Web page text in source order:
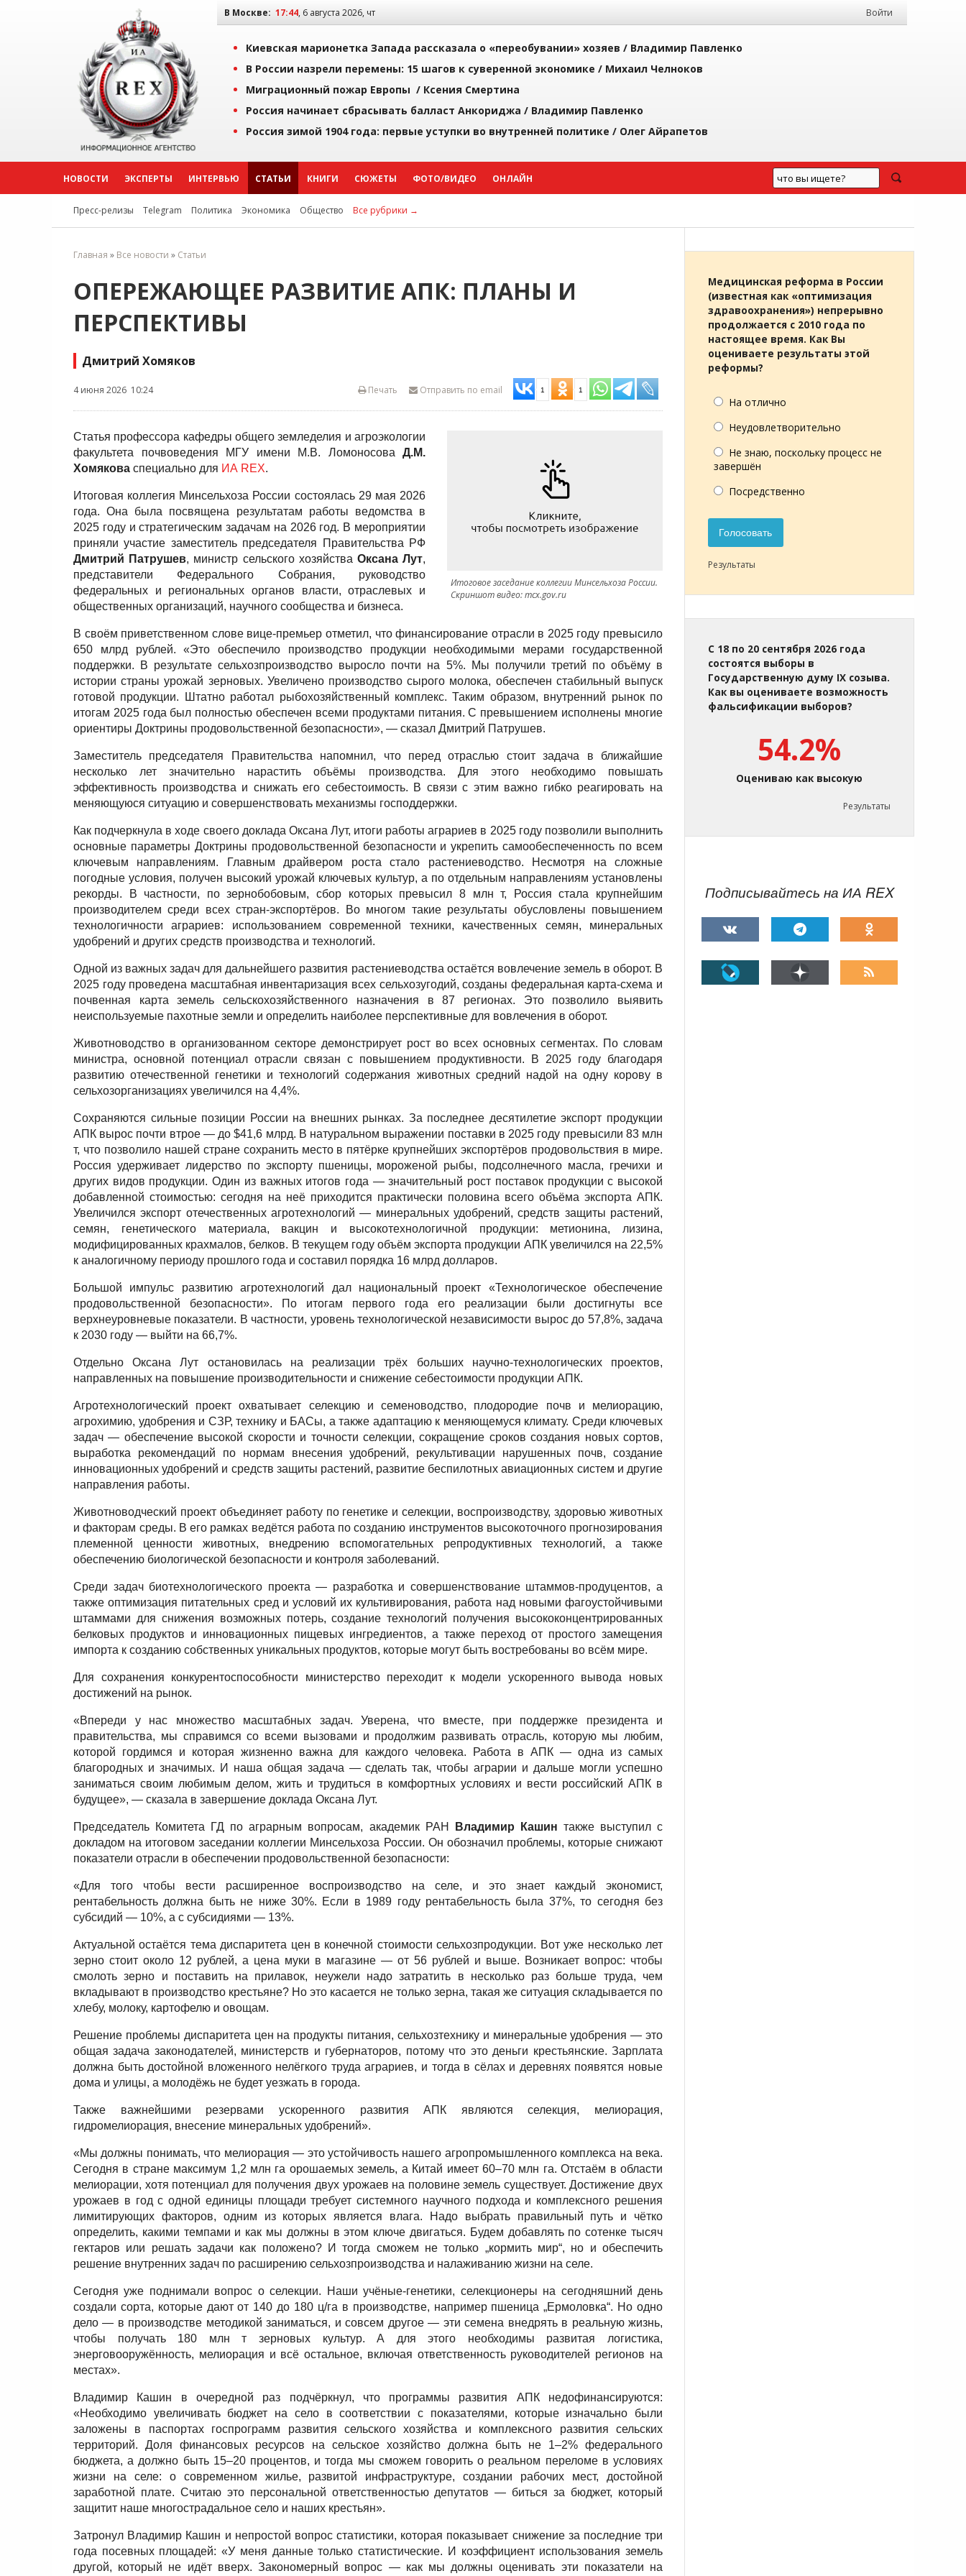
В Москве: 17:44, 6 августа 2026, чт Войти
Киевская марионетка Запада рассказала о «переобувании» хозяев / Владимир Павленко
В России назрели перемены: 15 шагов к суверенной экономике / Михаил Челноков
Миграционный пожар Европы / Ксения Смертина
Россия начинает сбрасывать балласт Анкориджа / Владимир Павленко
Россия зимой 1904 года: первые уступки во внутренней политике / Олег Айрапетов
НОВОСТИ ЭКСПЕРТЫ ИНТЕРВЬЮ СТАТЬИ КНИГИ СЮЖЕТЫ ФОТО/ВИДЕО ОНЛАЙН
Пресс-релизы Telegram Политика Экономика Общество Все рубрики →
Главная » Все новости » Статьи
ОПЕРЕЖАЮЩЕЕ РАЗВИТИЕ АПК: ПЛАНЫ И
ПЕРСПЕКТИВЫ
Дмитрий Хомяков
4 июня 2026 10:24 Отправить по email 1 1
Печать
Итоговое заседание коллегии Минсельхоза России.
Скриншот видео: mcx.gov.ru
Статья профессора кафедры общего земледелия и агроэкологии
факультета почвоведения МГУ имени М.В. Ломоносова Д.М.
Хомякова специально для ИА REX.
Итоговая коллегия Минсельхоза России состоялась 29 мая 2026
года. Она была посвящена результатам работы ведомства в
2025 году и стратегическим задачам на 2026 год. В мероприятии
приняли участие заместитель председателя Правительства РФ
Дмитрий Патрушев, министр сельского хозяйства Оксана Лут,
представители Федерального Собрания, руководство
федеральных и региональных органов власти, отраслевых и
общественных организаций, научного сообщества и бизнеса.
В своём приветственном слове вице-премьер отметил, что финансирование отрасли в 2025 году превысило
650 млрд рублей. «Это обеспечило производство продукции необходимыми мерами государственной
поддержки. В результате сельхозпроизводство выросло почти на 5%. Мы получили третий по объёму в
истории страны урожай зерновых. Увеличено производство сырого молока, обеспечен стабильный выпуск
готовой продукции. Штатно работал рыбохозяйственный комплекс. Таким образом, внутренний рынок по
итогам 2025 года был полностью обеспечен всеми продуктами питания. С превышением исполнены многие
ориентиры Доктрины продовольственной безопасности», — сказал Дмитрий Патрушев.
Заместитель председателя Правительства напомнил, что перед отраслью стоит задача в ближайшие
несколько лет значительно нарастить объёмы производства. Для этого необходимо повышать
эффективность производства и снижать его себестоимость. В связи с этим важно гибко реагировать на
меняющуюся ситуацию и совершенствовать механизмы господдержки.
Как подчеркнула в ходе своего доклада Оксана Лут, итоги работы аграриев в 2025 году позволили выполнить
основные параметры Доктрины продовольственной безопасности и укрепить самообеспеченность по всем
ключевым направлениям. Главным драйвером роста стало растениеводство. Несмотря на сложные
погодные условия, получен высокий урожай ключевых культур, а по отдельным направлениям установлены
рекорды. В частности, по зернобобовым, сбор которых превысил 8 млн т, Россия стала крупнейшим
производителем среди всех стран-экспортёров. Во многом такие результаты обусловлены повышением
технологичности аграриев: использованием современной техники, качественных семян, минеральных
удобрений и других средств производства и технологий.
Одной из важных задач для дальнейшего развития растениеводства остаётся вовлечение земель в оборот. В
2025 году проведена масштабная инвентаризация всех сельхозугодий, созданы федеральная карта-схема и
почвенная карта земель сельскохозяйственного назначения в 87 регионах. Это позволило выявить
неиспользуемые пахотные земли и определить наиболее перспективные для вовлечения в оборот.
Животноводство в организованном секторе демонстрирует рост во всех основных сегментах. По словам
министра, основной потенциал отрасли связан с повышением продуктивности. В 2025 году благодаря
развитию отечественной генетики и технологий содержания животных средний надой на одну корову в
сельхозорганизациях увеличился на 4,4%.
Сохраняются сильные позиции России на внешних рынках. За последнее десятилетие экспорт продукции
АПК вырос почти втрое — до $41,6 млрд. В натуральном выражении поставки в 2025 году превысили 83 млн
т, что позволило нашей стране сохранить место в пятёрке крупнейших экспортёров продовольствия в мире.
Россия удерживает лидерство по экспорту пшеницы, мороженой рыбы, подсолнечного масла, гречихи и
других видов продукции. Один из важных итогов года — значительный рост поставок продукции с высокой
добавленной стоимостью: сегодня на неё приходится практически половина всего объёма экспорта АПК.
Увеличился экспорт отечественных агротехнологий — минеральных удобрений, средств защиты растений,
семян, генетического материала, вакцин и высокотехнологичной продукции: метионина, лизина,
модифицированных крахмалов, белков. В текущем году объём экспорта продукции АПК увеличился на 22,5%
к аналогичному периоду прошлого года и составил порядка 16 млрд долларов.
Большой импульс развитию агротехнологий дал национальный проект «Технологическое обеспечение
продовольственной безопасности». По итогам первого года его реализации были достигнуты все
верхнеуровневые показатели. В частности, уровень технологической независимости вырос до 57,8%, задача
к 2030 году — выйти на 66,7%.
Отдельно Оксана Лут остановилась на реализации трёх больших научно-технологических проектов,
направленных на повышение производительности и снижение себестоимости продукции АПК.
Агротехнологический проект охватывает селекцию и семеноводство, плодородие почв и мелиорацию,
агрохимию, удобрения и СЗР, технику и БАСы, а также адаптацию к меняющемуся климату. Среди ключевых
задач — обеспечение высокой скорости и точности селекции, сокращение сроков создания новых сортов,
выработка рекомендаций по нормам внесения удобрений, рекультивации нарушенных почв, создание
инновационных удобрений и средств защиты растений, развитие беспилотных авиационных систем и другие
направления работы.
Животноводческий проект объединяет работу по генетике и селекции, воспроизводству, здоровью животных
и факторам среды. В его рамках ведётся работа по созданию инструментов высокоточного прогнозирования
племенной ценности животных, внедрению вспомогательных репродуктивных технологий, а также
обеспечению биологической безопасности и контроля заболеваний.
Среди задач биотехнологического проекта — разработка и совершенствование штаммов-продуцентов, а
также оптимизация питательных сред и условий их культивирования, работа над новыми фагоустойчивыми
штаммами для снижения возможных потерь, создание технологий получения высококонцентрированных
белковых продуктов и инновационных пищевых ингредиентов, а также переход от простого замещения
импорта к созданию собственных уникальных продуктов, которые могут быть востребованы во всём мире.
Для сохранения конкурентоспособности министерство переходит к модели ускоренного вывода новых
достижений на рынок.
«Впереди у нас множество масштабных задач. Уверена, что вместе, при поддержке президента и
правительства, мы справимся со всеми вызовами и продолжим развивать отрасль, которую мы любим,
которой гордимся и которая жизненно важна для каждого человека. Работа в АПК — одна из самых
благородных и значимых. И наша общая задача — сделать так, чтобы аграрии и дальше могли успешно
заниматься своим любимым делом, жить и трудиться в комфортных условиях и вести российский АПК в
будущее», — сказала в завершение доклада Оксана Лут.
Председатель Комитета ГД по аграрным вопросам, академик РАН Владимир Кашин также выступил с
докладом на итоговом заседании коллегии Минсельхоза России. Он обозначил проблемы, которые снижают
показатели отрасли в обеспечении продовольственной безопасности:
«Для того чтобы вести расширенное воспроизводство на селе, и это знает каждый экономист,
рентабельность должна быть не ниже 30%. Если в 1989 году рентабельность была 37%, то сегодня без
субсидий — 10%, а с субсидиями — 13%.
Актуальной остаётся тема диспаритета цен в конечной стоимости сельхозпродукции. Вот уже несколько лет
зерно стоит около 12 рублей, а цена муки в магазине — от 56 рублей и выше. Возникает вопрос: чтобы
смолоть зерно и поставить на прилавок, неужели надо затратить в несколько раз больше труда, чем
вкладывают в производство крестьяне? Но это касается не только зерна, такая же ситуация складывается по
хлебу, молоку, картофелю и овощам.
Решение проблемы диспаритета цен на продукты питания, сельхозтехнику и минеральные удобрения — это
общая задача законодателей, министерств и губернаторов, потому что это деньги крестьянские. Зарплата
должна быть достойной вложенного нелёгкого труда аграриев, и тогда в сёлах и деревнях появятся новые
дома и улицы, а молодёжь не будет уезжать в города.
Также важнейшими резервами ускоренного развития АПК являются селекция, мелиорация,
гидромелиорация, внесение минеральных удобрений».
«Мы должны понимать, что мелиорация — это устойчивость нашего агропромышленного комплекса на века.
Сегодня в стране максимум 1,2 млн га орошаемых земель, а Китай имеет 60–70 млн га. Отстаём в области
мелиорации, хотя потенциал для получения двух урожаев на половине земель существует. Достижение двух
урожаев в год с одной единицы площади требует системного научного подхода и комплексного решения
лимитирующих факторов, одним из которых является влага. Надо выбрать правильный путь и чётко
определить, какими темпами и как мы должны в этом ключе двигаться. Будем добавлять по сотенке тысяч
гектаров или решать задачи как положено? И тогда сможем не только „кормить мир“, но и обеспечить
решение внутренних задач по расширению сельхозпроизводства и налаживанию жизни на селе.
Сегодня уже поднимали вопрос о селекции. Наши учёные-генетики, селекционеры на сегодняшний день
создали сорта, которые дают от 140 до 180 ц/га в производстве, например пшеница „Ермоловка“. Но одно
дело — в производстве методикой заниматься, и совсем другое — эти семена внедрять в реальную жизнь,
чтобы получать 180 млн т зерновых культур. А для этого необходимы развитая логистика,
энерговооружённость, мелиорация и всё остальное, включая ответственность руководителей регионов на
местах».
Владимир Кашин в очередной раз подчёркнул, что программы развития АПК недофинансируются:
«Необходимо увеличивать бюджет на село в соответствии с показателями, которые изначально были
заложены в паспортах госпрограмм развития сельского хозяйства и комплексного развития сельских
территорий. Доля финансовых ресурсов на сельское хозяйство должна быть не 1–2% федерального
бюджета, а должно быть 15–20 процентов, и тогда мы сможем говорить о реальном переломе в условиях
жизни на селе: о современном жилье, развитой инфраструктуре, создании рабочих мест, достойной
заработной плате. Считаю это персональной ответственностью депутатов — биться за бюджет, который
защитит наше многострадальное село и наших крестьян».
Затронул Владимир Кашин и непростой вопрос статистики, которая показывает снижение за последние три
года посевных площадей: «У меня данные только статистические. И коэффициент использования земель
другой, который не идёт вверх. Закономерный вопрос — как мы должны оценивать эти показатели на
Медицинская реформа в России
(известная как «оптимизация
здравоохранения») непрерывно
продолжается с 2010 года по
настоящее время. Как Вы
оцениваете результаты этой
реформы?
На отлично
Неудовлетворительно
Не знаю, поскольку процесс не
завершён
Посредственно
Голосовать
Результаты
С 18 по 20 сентября 2026 года
состоятся выборы в
Государственную думу IX созыва.
Как вы оцениваете возможность
фальсификации выборов?
54.2%
Оцениваю как высокую
Результаты
Подписывайтесь на ИА REX